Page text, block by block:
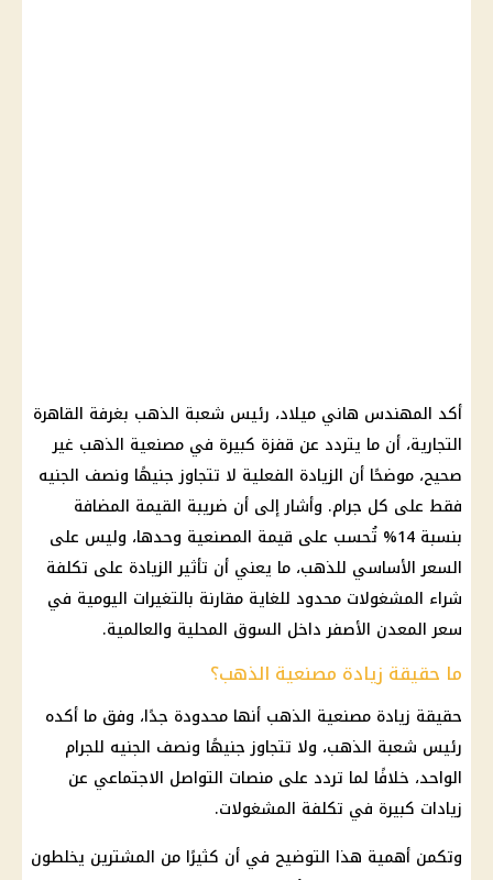
أكد المهندس هاني ميلاد، رئيس شعبة الذهب بغرفة القاهرة
التجارية، أن ما يتردد عن قفزة كبيرة في مصنعية الذهب غير
صحيح، موضحًا أن الزيادة الفعلية لا تتجاوز جنيهًا ونصف الجنيه
فقط على كل جرام. وأشار إلى أن ضريبة القيمة المضافة
بنسبة 14% تُحسب على قيمة المصنعية وحدها، وليس على
السعر الأساسي للذهب، ما يعني أن تأثير الزيادة على تكلفة
شراء المشغولات محدود للغاية مقارنة بالتغيرات اليومية في
سعرالمعدن الأصفرداخل السوق المحلية والعالمية.
ما حقيقة زيادة مصنعية الذهب؟
حقيقة زيادة مصنعية الذهب أنها محدودة جدًا، وفق ما أكده
رئيس شعبة الذهب، ولا تتجاوز جنيهًا ونصف الجنيه للجرام
الواحد، خلافًا لما تردد على منصات التواصل الاجتماعي عن
زيادات كبيرة في تكلفة المشغولات.
وتكمن أهمية هذا التوضيح في أن كثيرًا من المشترين يخلطون